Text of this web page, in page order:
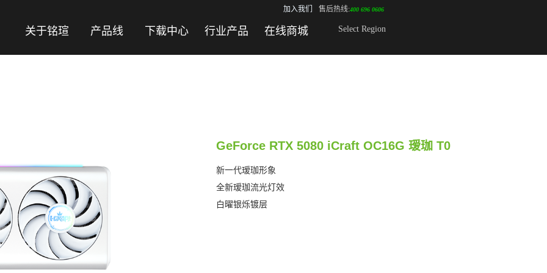
关于铭瑄 产品线 下载中心 行业产品 在线商城 Select Region
加入我们 售后热线:400 696 0606
GeForce RTX 5080 iCraft OC16G 瑷珈 T0
新一代瑷珈形象
全新瑷珈流光灯效
白曜银烁镀层